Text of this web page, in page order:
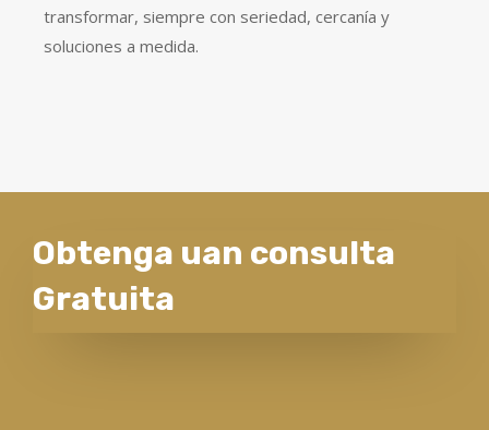
transformar, siempre con seriedad, cercanía y
soluciones a medida.
Obtenga uan consulta
Gratuita